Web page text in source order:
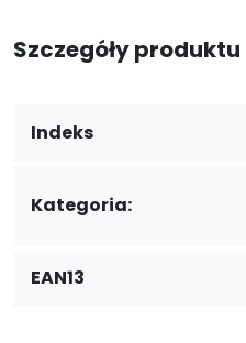
Szczegóły produktu
Indeks
Kategoria:
EAN13